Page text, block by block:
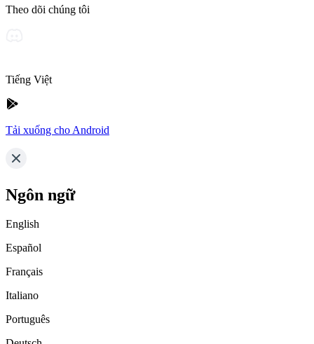
Theo dõi chúng tôi
Tiếng Việt
Tải xuống cho Android
Ngôn ngữ
English
Español
Français
Italiano
Português